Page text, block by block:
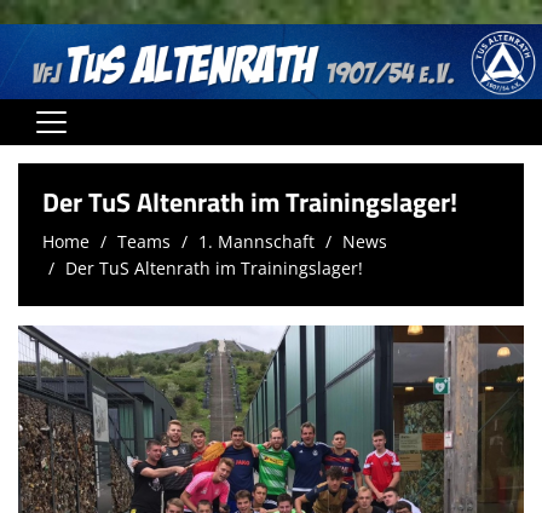
Home
Vereinsnews
Fußball
Kids Dance & Hula Hoop Fun
Badminton
Volleyball
Der TuS Altenrath im Trainingslager!
Home Teams 1. Mannschaft
News
Der TuS Altenrath im Trainingslager!